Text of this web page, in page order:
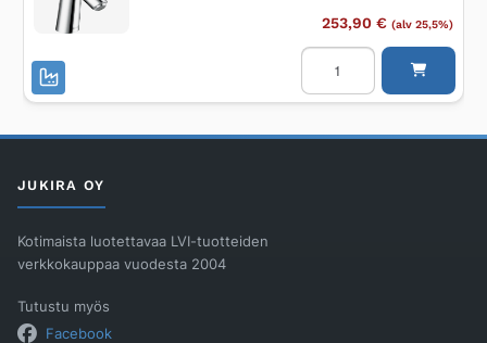
253,90 € (alv 25,5%)
PESUALLASHANA
HANSGROHE
TALIS
80
JUKIRA OY
Kotimaista luotettavaa LVI-tuotteiden
verkkokauppaa vuodesta 2004
Tutustu myös
Facebook